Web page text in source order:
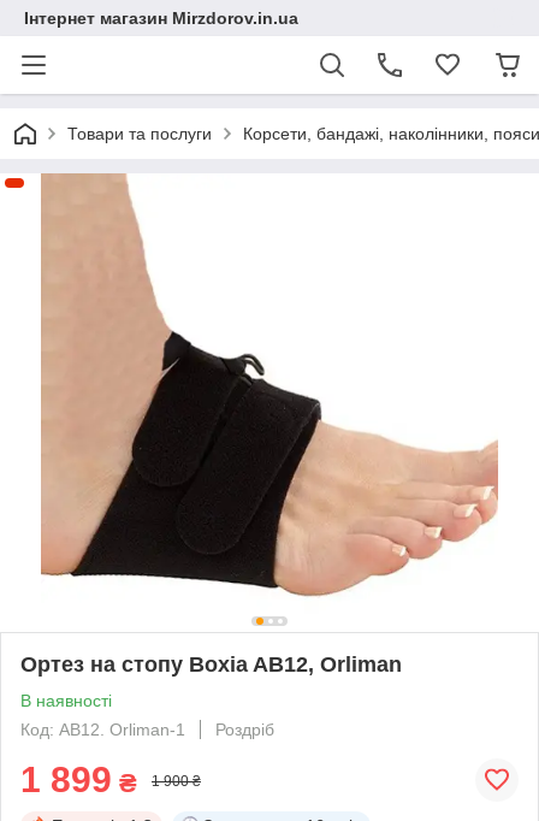
Інтернет магазин Mirzdorov.in.ua
Товари та послуги Корсети, бандажі, наколінники,
Ортез на стопу Boxia AB12, Orliman
В наявності
Код: AB12. Orliman-1
Роздріб
1 899 ₴ 1 900 ₴